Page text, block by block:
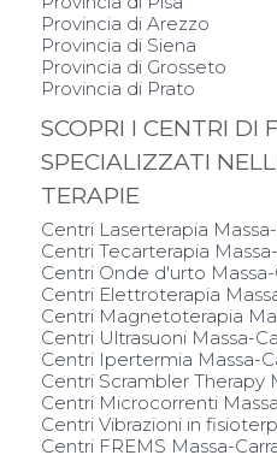
Provincia di Arezzo
Provincia di Siena
Provincia di Grosseto
Provincia di Prato
SCOPRI I CENTRI DI
SPECIALIZZATI
TERAPIE
Centri Laserterapia
Centri Tecarterapia
Centri Onde d'urto Massa-
Centri Elettroterapia
Centri Magnetoterapia
Centri Ultrasuoni Massa-
Centri Ipertermia Massa-
Centri Scrambler Therapy
Centri Microcorrenti
Centri Vibrazioni in
Centri FREMS Massa-